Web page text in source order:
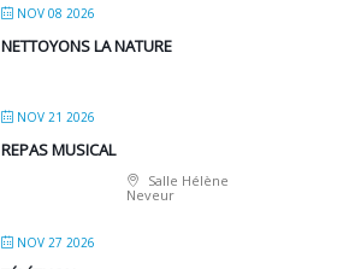
NOV 08 2026
NETTOYONS LA NATURE
NOV 21 2026
REPAS MUSICAL
Salle Hélène
Neveur
NOV 27 2026